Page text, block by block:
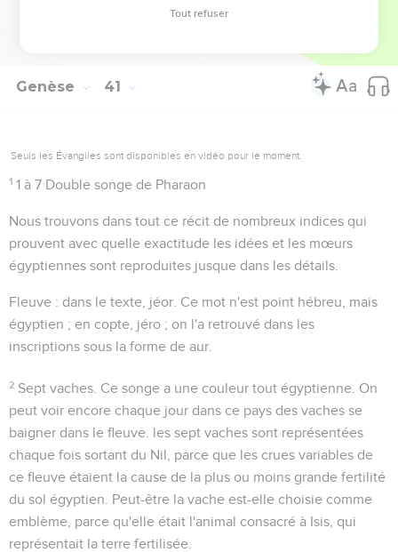
Genèse 41
Seuls les Évangiles sont disponibles en vidéo pour le moment.
1 1 à 7 Double songe de Pharaon
Nous trouvons dans tout ce récit de nombreux indices qui
prouvent avec quelle exactitude les idées et les mœurs
égyptiennes sont reproduites jusque dans les détails.
Fleuve : dans le texte, jéor . Ce mot n'est point hébreu, mais
égyptien ; en copte, jéro ; on l'a retrouvé dans les
inscriptions sous la forme de aur
2 Sept vaches . Ce songe a une couleur tout égyptienne. On
peut voir encore chaque jour dans ce pays des vaches se
baigner dans le fleuve. les sept vaches sont représentées
chaque fois sortant du Nil, parce que les crues variables de
ce fleuve étaient la cause de la plus ou moins grande fertilité
du sol égyptien. Peut-être la vache est-elle choisie comme
emblème, parce qu'elle était l'animal consacré à Isis, qui
représentait la terre fertilisée.
Tout refuser